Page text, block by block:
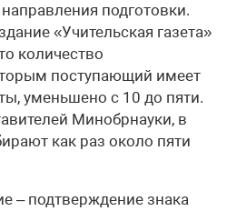
подготовки.
«Учительская газета»
количество
поступающий имеет
уменьшено с 10 до пяти.
Минобрнауки, в
как раз около пяти
– подтверждение знака